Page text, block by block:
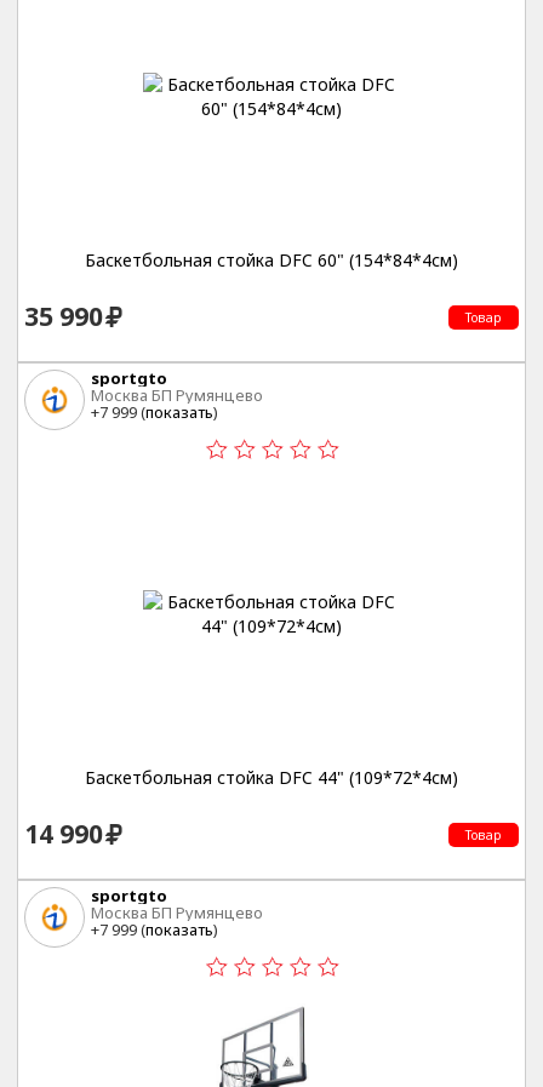
Баскетбольная стойка DFC 60" (154*84*4см)
35 990 Товар
sportgto
Москва БП Румянцево
+7 999 (показать)
Баскетбольная стойка DFC 44" (109*72*4см)
14 990 Товар
sportgto
Москва БП Румянцево
+7 999 (показать)